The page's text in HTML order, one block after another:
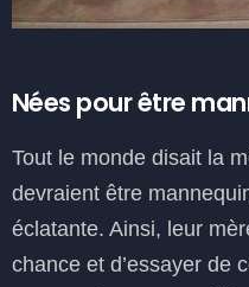
Nées pour être
Tout le monde disait la
devraient être
éclatante. Ainsi, leur
chance et d’essayer de